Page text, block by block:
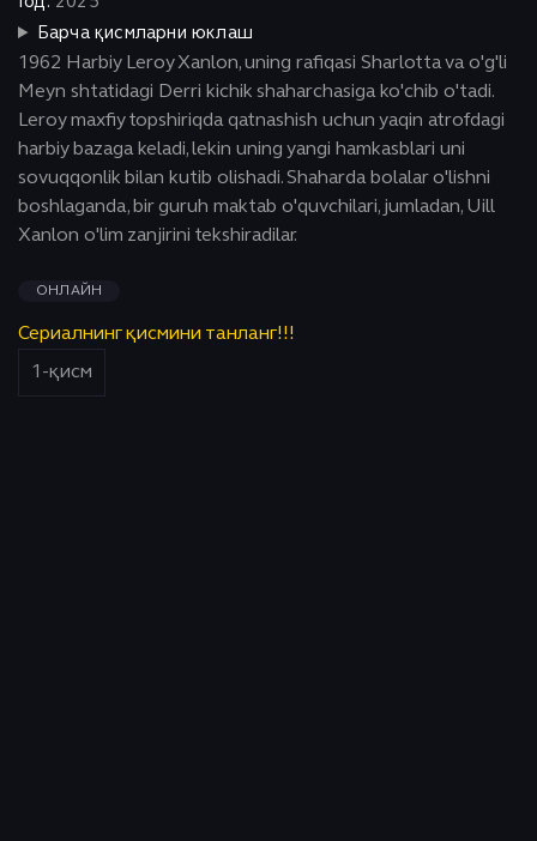
Барча қисмларни юклаш
1962 Harbiy Leroy Xanlon, uning rafiqasi Sharlotta va o'g'li
Meyn shtatidagi Derri kichik shaharchasiga ko'chib o'tadi.
Leroy maxfiy topshiriqda qatnashish uchun yaqin atrofdagi
harbiy bazaga keladi, lekin uning yangi hamkasblari uni
sovuqqonlik bilan kutib olishadi. Shaharda bolalar o'lishni
boshlaganda, bir guruh maktab o'quvchilari, jumladan, Uill
Xanlon o'lim zanjirini tekshiradilar.
ОНЛАЙН
Сериалнинг қисмини танланг!!!